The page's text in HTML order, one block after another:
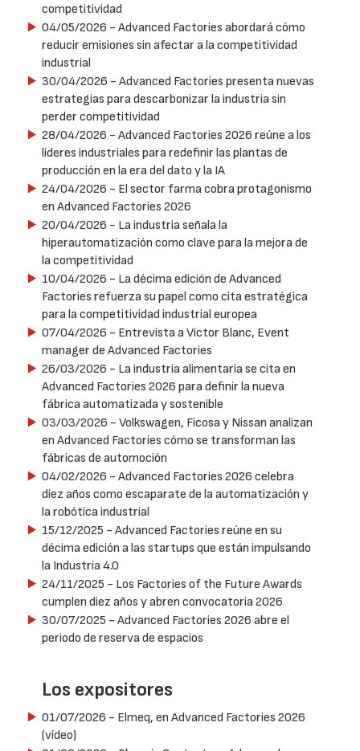
competitividad
04/05/2026 - Advanced Factories abordará cómo
reducir emisiones sin afectar a la competitividad
industrial
30/04/2026 - Advanced Factories presenta nuevas
estrategias para descarbonizar la industria sin
perder competitividad
28/04/2026 - Advanced Factories 2026 reúne a los
líderes industriales para redefinir las plantas de
producción en la era del dato y la IA
24/04/2026 - El sector farma cobra protagonismo
en Advanced Factories 2026
20/04/2026 - La industria señala la
hiperautomatización como clave para la mejora de
la competitividad
10/04/2026 - La décima edición de Advanced
Factories refuerza su papel como cita estratégica
para la competitividad industrial europea
07/04/2026 - Entrevista a Victor Blanc, Event
manager de Advanced Factories
26/03/2026 - La industria alimentaria se cita en
Advanced Factories 2026 para definir la nueva
fábrica automatizada y sostenible
03/03/2026 - Volkswagen, Ficosa y Nissan analizan
en Advanced Factories cómo se transforman las
fábricas de automoción
04/02/2026 - Advanced Factories 2026 celebra
diez años como escaparate de la automatización y
la robótica industrial
15/12/2025 - Advanced Factories reúne en su
décima edición a las startups que están impulsando
la Industria 4.0
24/11/2025 - Los Factories of the Future Awards
cumplen diez años y abren convocatoria 2026
30/07/2025 - Advanced Factories 2026 abre el
periodo de reserva de espacios
Los expositores
01/07/2026 - Elmeq, en Advanced Factories 2026
(vídeo)